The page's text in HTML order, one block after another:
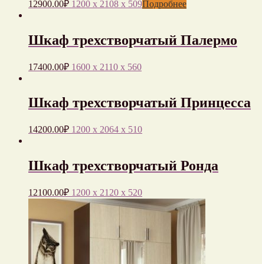
12900.00₽ 1200 x 2108 x 509Подробнее
Шкаф трехстворчатый Палермо
17400.00₽ 1600 x 2110 x 560
Шкаф трехстворчатый Принцесса
14200.00₽ 1200 x 2064 x 510
Шкаф трехстворчатый Ронда
12100.00₽ 1200 x 2120 x 520